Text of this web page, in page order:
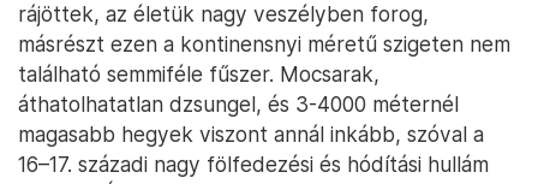
rájöttek, az életük nagy veszélyben forog,
másrészt ezen a kontinensnyi méretű szigeten nem
található semmiféle fűszer. Mocsarak,
áthatolhatatlan dzsungel, és 3-4000 méternél
magasabb hegyek viszont annál inkább, szóval a
16–17. századi nagy fölfedezési és hódítási hullám